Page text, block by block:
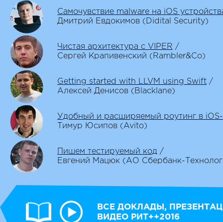
Самочувствие malware на iOS
Дмитрий Евдокимов (Didital Security)
Чистая архитектура с VIPER /
Сергей Крапивенский (Rambler&Co)
Getting started with LLVM using Swift /
Алексей Денисов (Blacklane)
Удобный и расширяемый роутинг в
Тимур Юсипов (Avito)
Пишем тестируемый код /
Евгений Мацюк (АО Сбербанк-
ВСЕ ДОКЛАДЫ,
ВИДЕО РИТ++2016